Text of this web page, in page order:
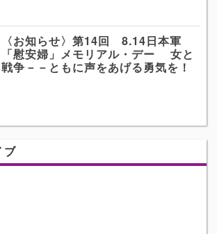
〈お知らせ〉第14回 8.14日本軍
「慰安婦」メモリアル・デー 女と
戦争－－ともに声をあげる勇気を！
ブ